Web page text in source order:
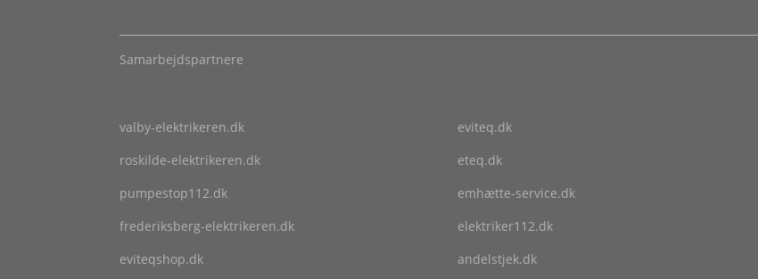
Samarbejdspartnere
valby-elektrikeren.dk
roskilde-elektrikeren.dk
pumpestop112.dk
frederiksberg-elektrikeren.dk
eviteqshop.dk
eviteq.dk
eteq.dk
emhætte-service.dk
elektriker112.dk
andelstjek.dk